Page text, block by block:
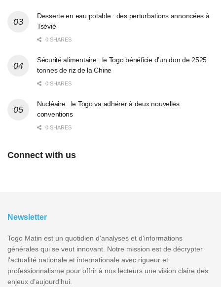
Desserte en eau potable : des perturbations annoncées à
Tsévié
0 SHARES
Sécurité alimentaire : le Togo bénéficie d’un don de 2525
tonnes de riz de la Chine
0 SHARES
Nucléaire : le Togo va adhérer à deux nouvelles
conventions
0 SHARES
Connect with us
Newsletter
Togo Matin est un quotidien d'analyses et d'informations
générales qui se veut innovant. Notre mission est de décrypter
l'actualité nationale et internationale avec rigueur et
professionnalisme pour offrir à nos lecteurs une vision claire des
enjeux d’aujourd’hui.